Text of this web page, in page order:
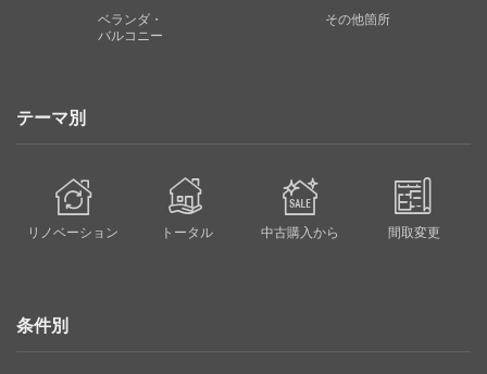
ベランダ・
バルコニー
その他箇所
テーマ別
リノベーション トータル 中古購入から 間取変更
条件別